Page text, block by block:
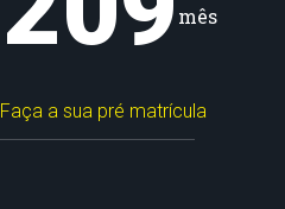
mês
Faça a sua pré matrícula